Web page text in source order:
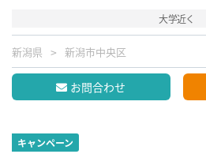
大学近く
新潟県 新潟市中央区
お問合わせ
キャンペーン